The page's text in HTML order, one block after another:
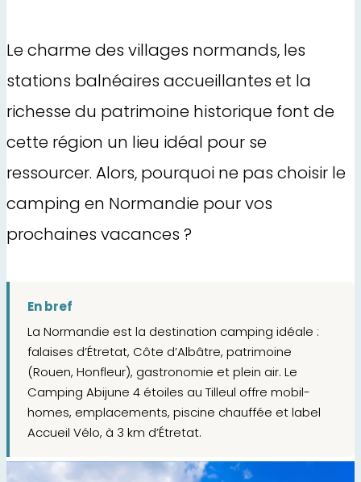
Le charme des villages normands, les
stations balnéaires accueillantes et la
richesse du patrimoine historique font de
cette région un lieu idéal pour se
ressourcer. Alors, pourquoi ne pas choisir le
camping en Normandie pour vos
prochaines vacances ?
En bref
La Normandie est la destination camping idéale :
falaises d’Étretat, Côte d’Albâtre, patrimoine
(Rouen, Honfleur), gastronomie et plein air. Le
Camping Abijune 4 étoiles au Tilleul offre mobil-
homes, emplacements, piscine chauffée et label
Accueil Vélo, à 3 km d’Étretat.